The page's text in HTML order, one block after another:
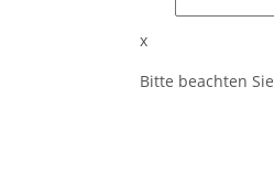
x
Bitte beachten